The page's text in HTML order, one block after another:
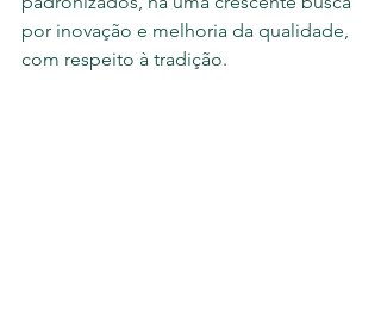
por inovação e melhoria da qualidade,
com respeito à tradição.